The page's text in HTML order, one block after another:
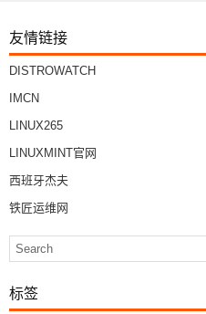
友情链接
DISTROWATCH
IMCN
LINUX265
LINUXMINT官网
西班牙杰夫
铁匠运维网
标签